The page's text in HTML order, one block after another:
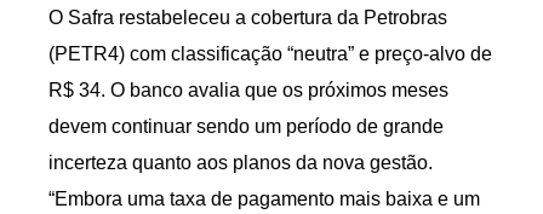
O Safra restabeleceu a cobertura da Petrobras
(PETR4) com classificação “neutra” e preço-alvo de
R$ 34. O banco avalia que os próximos meses
devem continuar sendo um período de grande
incerteza quanto aos planos da nova gestão.
“Embora uma taxa de pagamento mais baixa e um